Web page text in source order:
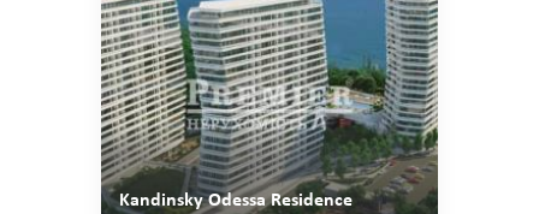
Kandinsky Odessa Residence